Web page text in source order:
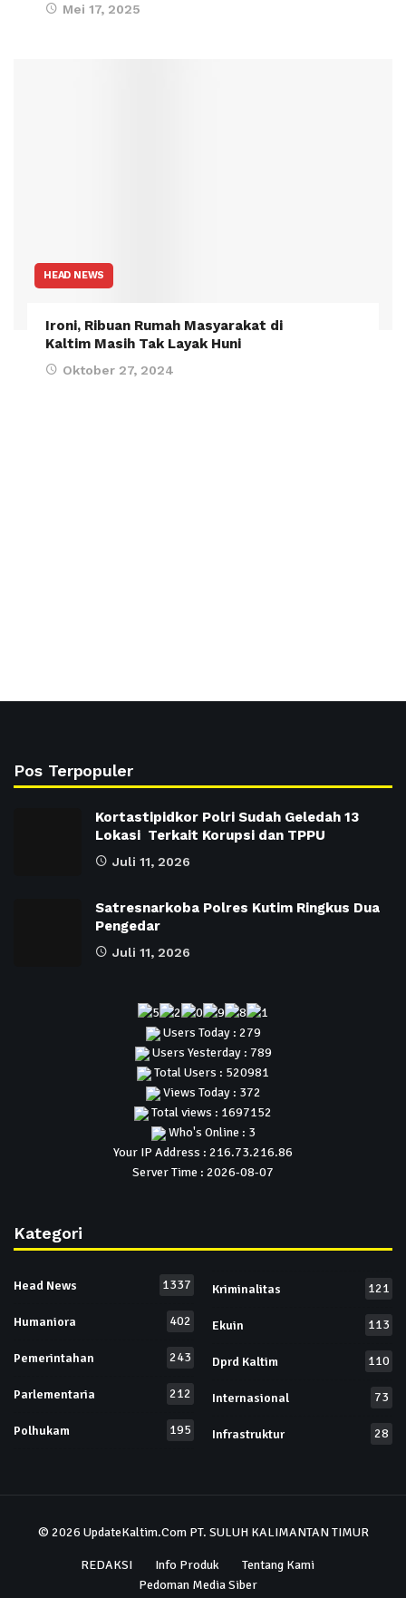
Mei 17, 2025
HEAD NEWS
Ironi, Ribuan Rumah Masyarakat di
Kaltim Masih Tak Layak Huni
Oktober 27, 2024
Pos Terpopuler
Kortastipidkor Polri Sudah Geledah 13
Lokasi Terkait Korupsi dan TPPU
Juli 11, 2026
Satresnarkoba Polres Kutim Ringkus Dua
Pengedar
Juli 11, 2026
Users Today : 279
Users Yesterday : 789
Total Users : 520981
Views Today : 372
Total views : 1697152
Who's Online : 3
Your IP Address : 216.73.216.86
Server Time : 2026-08-07
Kategori
Head News 1337
Humaniora 402
Pemerintahan 243
Parlementaria 212
Polhukam 195
Kriminalitas 121
Ekuin 113
Dprd Kaltim 110
Internasional 73
Infrastruktur 28
© 2026 UpdateKaltim.ComPT. SULUH KALIMANTAN TIMUR
REDAKSI Info Produk
Tentang Kami
Pedoman Media Siber